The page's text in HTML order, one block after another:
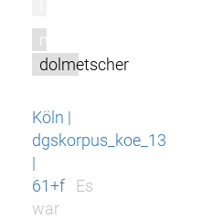
m
dolmetscher
Köln |
dgskorpus_koe_13
|
61+f
Es
war